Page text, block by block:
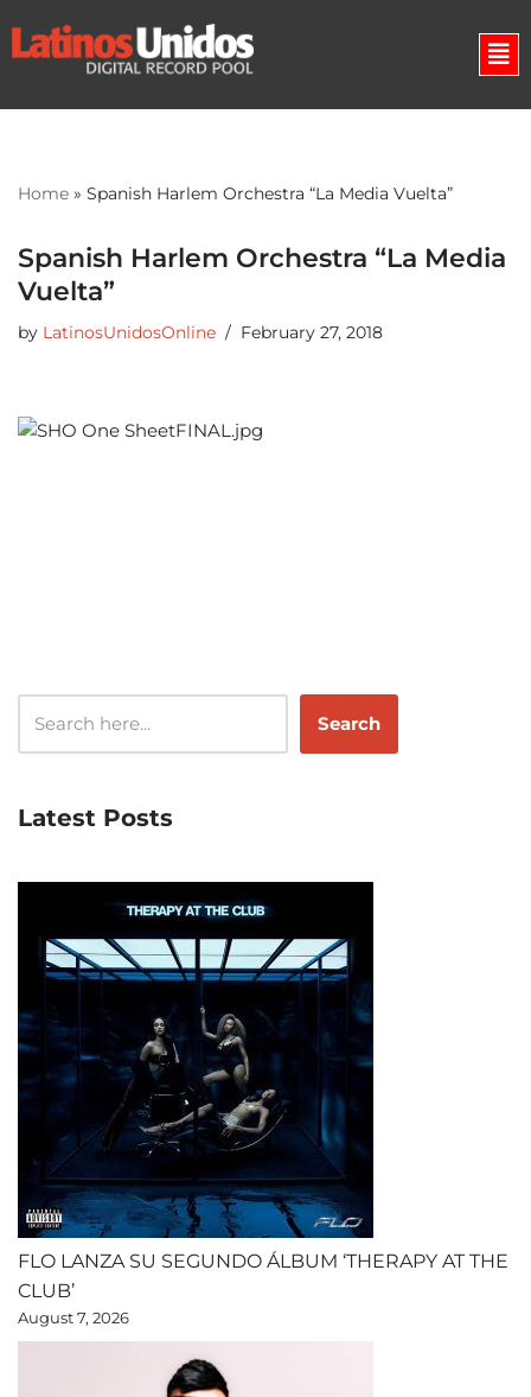
Skip
Home » Spanish Harlem Orchestra “La Media Vuelta”
Spanish Harlem Orchestra “La Media
Vuelta”
by LatinosUnidosOnline February 27, 2018
Search
Latest Posts
FLO LANZA SU SEGUNDO ÁLBUM ‘THERAPY AT THE
CLUB’
August 7, 2026